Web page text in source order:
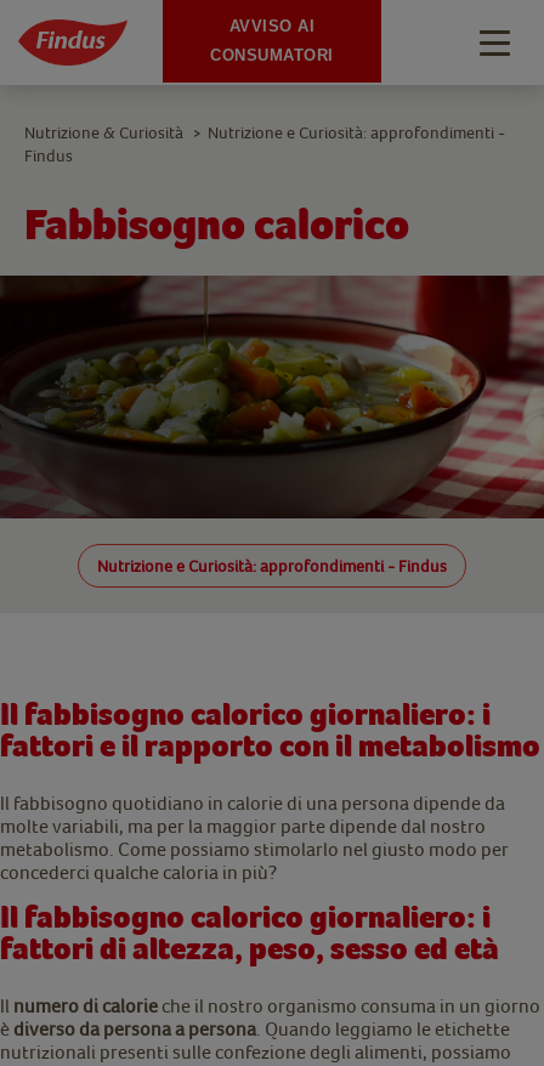
Fabbisogno calorico
Nutrizione e Curiosità: approfondimenti - Findus
Nutrizione & Curiosità > Nutrizione e Curiosità: approfondimenti -
Findus
Il fabbisogno calorico giornaliero: i
fattori e il rapporto con il metabolismo
Il fabbisogno quotidiano in calorie di una persona dipende da
molte variabili, ma per la maggior parte dipende dal nostro
metabolismo. Come possiamo stimolarlo nel giusto modo per
concederci qualche caloria in più?
Il fabbisogno calorico giornaliero: i
fattori di altezza, peso, sesso ed età
Il numero di calorie che il nostro organismo consuma in un giorno
è diverso da persona a persona . Quando leggiamo le etichette
nutrizionali presenti sulle confezione degli alimenti, possiamo
AVVISO AI
CONSUMATORI